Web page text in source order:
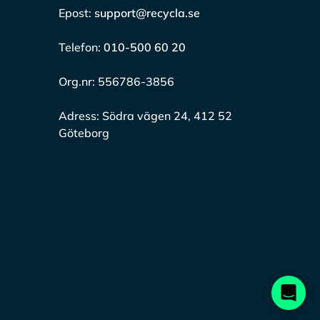
Epost: support@recycla.se
Telefon: 010-500 60 20
Org.nr: 556786-3856
Adress: Södra vägen 24, 412 52
Göteborg